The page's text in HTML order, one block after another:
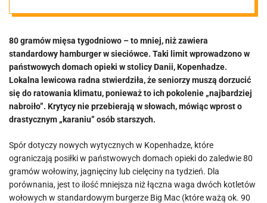
klimatu. „To
pokolenie
najbardziej
nabroiło”
80 gramów mięsa tygodniowo – to mniej, niż zawiera
standardowy hamburger w sieciówce. Taki limit wprowadzono w
państwowych domach opieki w stolicy Danii, Kopenhadze.
Lokalna lewicowa radna stwierdziła, że seniorzy muszą dorzucić
się do ratowania klimatu, ponieważ to ich pokolenie „najbardziej
nabroiło”. Krytycy nie przebierają w słowach, mówiąc wprost o
drastycznym „karaniu” osób starszych.
Spór dotyczy nowych wytycznych w Kopenhadze, które
ograniczają posiłki w państwowych domach opieki do zaledwie 80
gramów wołowiny, jagnięciny lub cielęciny na tydzień. Dla
porównania, jest to ilość mniejsza niż łączna waga dwóch kotletów
wołowych w standardowym burgerze Big Mac (które ważą ok. 90